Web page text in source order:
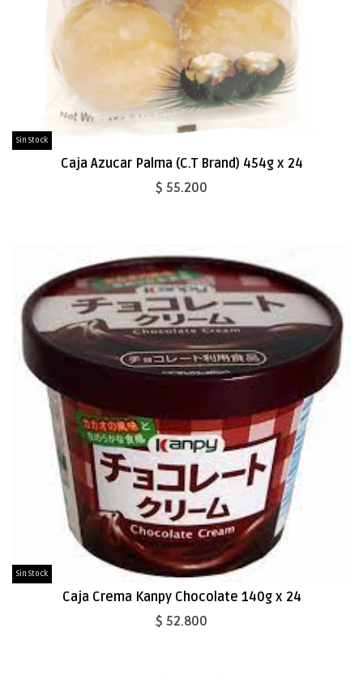
Sin Stock
Caja Azucar Palma (C.T Brand) 454g x 24
$ 55.200
Sin Stock
Caja Crema Kanpy Chocolate 140g x 24
$ 52.800